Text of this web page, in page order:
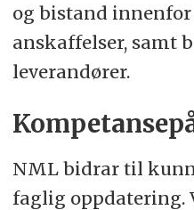
og bistand
anskaffelser, samt
leverandører.
NML bidrar til
faglig oppdatering.